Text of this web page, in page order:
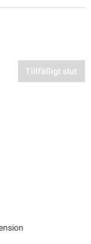
Tillfälligt slut